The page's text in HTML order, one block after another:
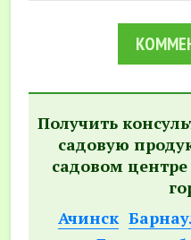
Получить
садовую
садовом
Ачинск